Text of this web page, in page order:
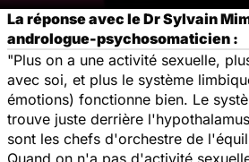
La réponse avec le Dr Sylvain
andrologue-psychosomaticien :
"Plus on a une activité sexuelle,
avec soi, et plus le système
émotions) fonctionne bien. Le
trouve juste derrière
sont les chefs d'orchestre de
Quand on n'a pas d'activité